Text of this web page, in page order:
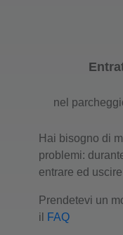
nel
Hai bisogno di
problemi:
entrare ed
Prendetevi un
il
FAQ